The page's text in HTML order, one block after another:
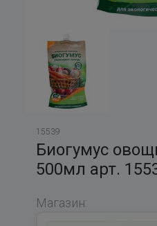
15539
Биогумус
500мл арт.
Магазин: